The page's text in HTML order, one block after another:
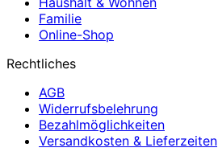
Familie
Online-Shop
Rechtliches
AGB
Widerrufsbelehrung
Bezahlmöglichkeiten
Versandkosten & Lieferzeiten